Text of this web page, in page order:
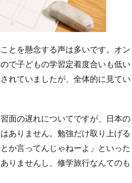
とを懸念する声は多いです。オン
で子どもの学習定着度合いも低い
れていましたが、全体的に見てい
面の遅れについてですが、日本の
ありません。勉強だけ取り上げる
か言ってんじゃねーよ」といった
りませんし、修学旅行なんてのも